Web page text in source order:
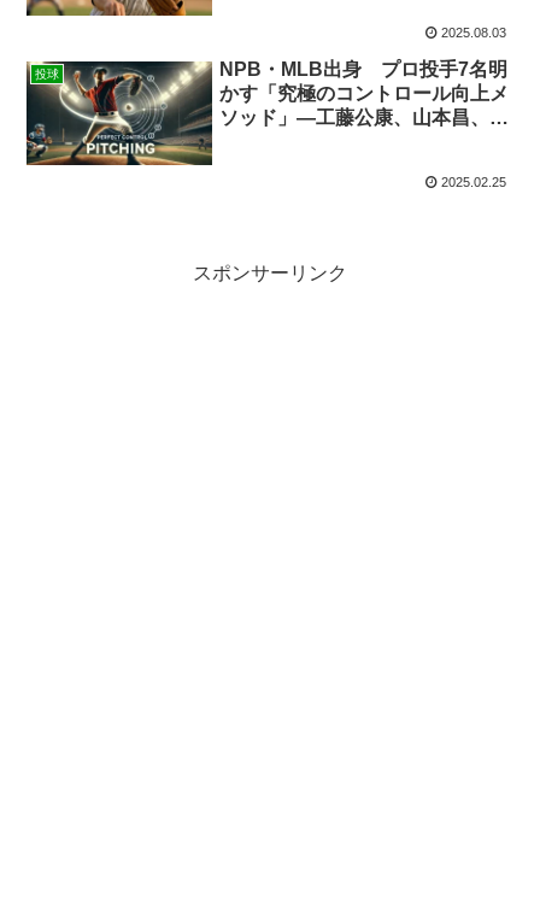
2025.08.03
投球
NPB・MLB出身 プロ投手7名明
かす「究極のコントロール向上メ
ソッド」―工藤公康、山本昌、今
2025.02.25
スポンサーリンク